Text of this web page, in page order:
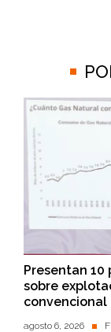
Presentan 10
sobre
convencional
agosto 6, 2026